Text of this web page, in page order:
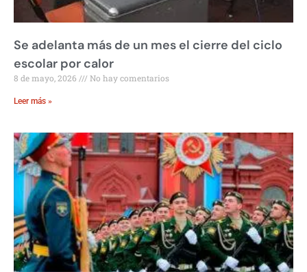
Se adelanta más de un mes el cierre del ciclo
escolar por calor
8 de mayo, 2026 No hay comentarios
Leer más »